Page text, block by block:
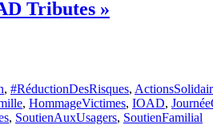
Tributes »
, #RéductionDesRisques,
, HommageVictimes, IOAD,
, SoutienAuxUsagers, SoutienFamilial